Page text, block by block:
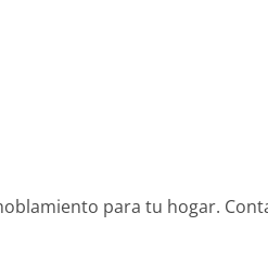
para tu hogar.